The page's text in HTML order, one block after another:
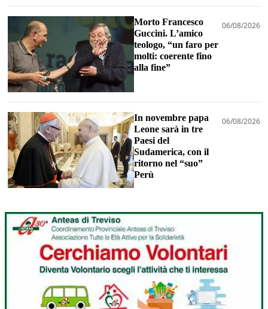
Morto Francesco
Guccini. L’amico
teologo, “un faro per
molti: coerente fino
alla fine”
06/08/2026
In novembre papa
Leone sarà in tre
Paesi del
Sudamerica, con il
ritorno nel “suo”
Perù
06/08/2026